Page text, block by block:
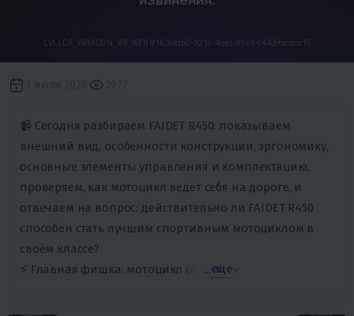
📹 Сегодня разбираем FAIDET R450: показываем
внешний вид, особенности конструкции, эргономику,
основные элементы управления и комплектацию,
проверяем, как мотоцикл ведёт себя на дороге, и
отвечаем на вопрос: действительно ли FAIDET R450
способен стать лучшим спортивным мотоциклом в
своём классе?
⚡️ Главная фишка: мотоцикл сочетает спортивный
...еще